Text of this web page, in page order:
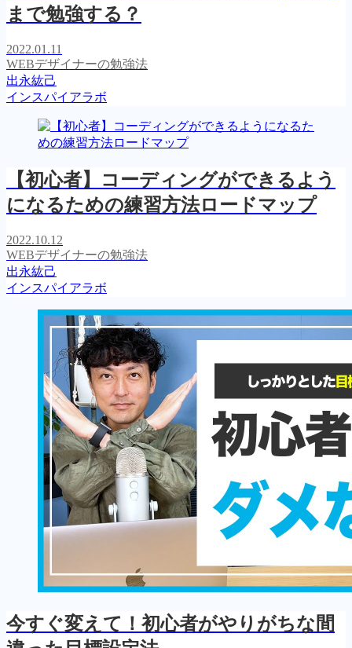
まで勉強する？
2022.01.11
WEBデザイナーの勉強法
出永紘己
インスパイアラボ
【初心者】コーディングができるよう
になるための練習方法ロードマップ
2022.10.12
WEBデザイナーの勉強法
出永紘己
インスパイアラボ
今すぐ変えて！初心者がやりがちな間